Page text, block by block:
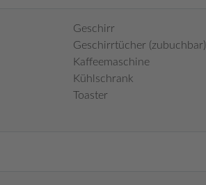
Geschirr
Geschirrtücher (zubuchbar)
Kaffeemaschine
Kühlschrank
Toaster